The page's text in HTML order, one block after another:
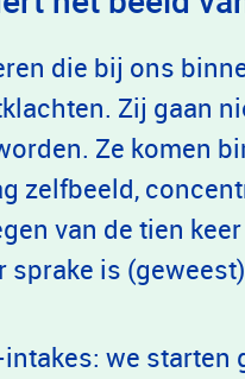
die bij ons
Zij gaan
Ze komen
zelfbeeld,
van de tien
sprake is
we